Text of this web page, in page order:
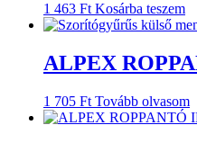
1 463 Ft Kosárba teszem
ALPEX
1 705 Ft Tovább olvasom